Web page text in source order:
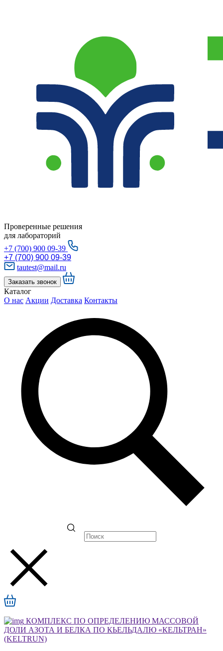
Проверенные решения
для лабораторий
+7 (700) 900 09-39
+7 (700) 900 09-39
tautest@mail.ru
Заказать звонок
Каталог
О нас Акции Доставка Контакты
КОМПЛЕКС ПО ОПРЕДЕЛЕНИЮ МАССОВОЙ
ДОЛИ АЗОТА И БЕЛКА ПО КЬЕЛЬДАЛЮ «КЕЛЬТРАН»
(KELTRUN)